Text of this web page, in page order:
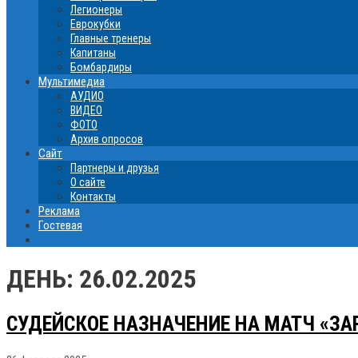
Легионеры
Еврокубки
Главные тренеры
Капитаны
Бомбардиры
Мультимедиа
АУДИО
ВИДЕО
ФОТО
Архив опросов
Сайт
Партнеры и друзья
О сайте
Контакты
Реклама
Гостевая
ДЕНЬ: 26.02.2025
СУДЕЙСКОЕ НАЗНАЧЕНИЕ НА МАТЧ